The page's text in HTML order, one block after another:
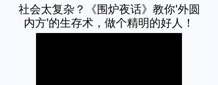
社会太复杂？《围炉夜话》教你'外圆
内方'的生存术，做个精明的好人！